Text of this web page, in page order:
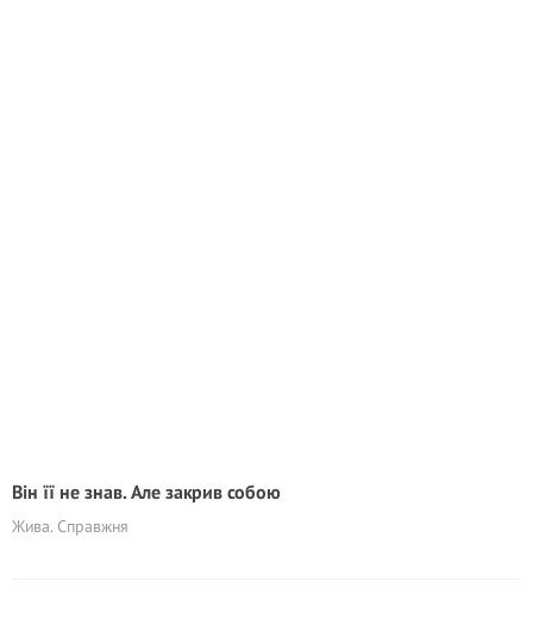
Він її не знав. Але закрив собою
Жива. Справжня